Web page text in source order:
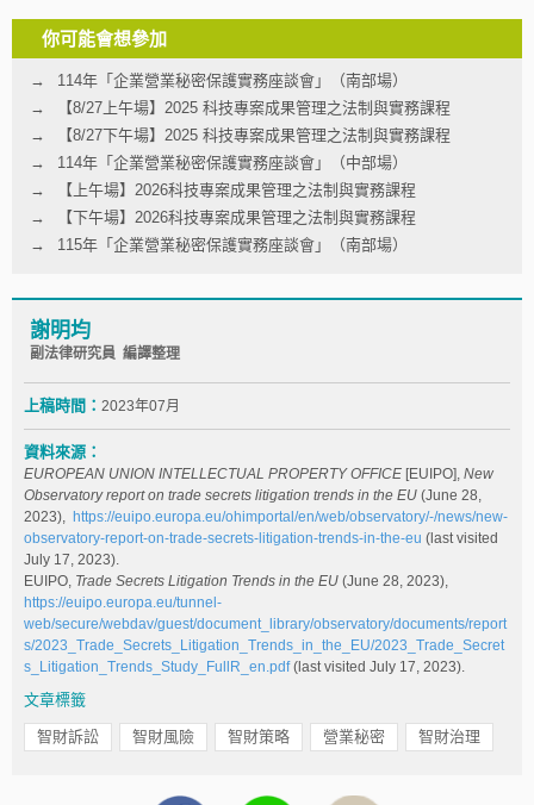
你可能會想參加
114年「企業營業秘密保護實務座談會」（南部場）
【8/27上午場】2025 科技專案成果管理之法制與實務課程
【8/27下午場】2025 科技專案成果管理之法制與實務課程
114年「企業營業秘密保護實務座談會」（中部場）
【上午場】2026科技專案成果管理之法制與實務課程
【下午場】2026科技專案成果管理之法制與實務課程
115年「企業營業秘密保護實務座談會」（南部場）
謝明均
副法律研究員 編譯整理
上稿時間： 2023年07月
資料來源：
EUROPEAN UNION INTELLECTUAL PROPERTY OFFICE [EUIPO], New
Observatory report on trade secrets litigation trends in the EU (June 28,
2023), https://euipo.europa.eu/ohimportal/en/web/observatory/-/news/new-
observatory-report-on-trade-secrets-litigation-trends-in-the-eu (last visited
July 17, 2023).
EUIPO, Trade Secrets Litigation Trends in the EU (June 28, 2023),
https://euipo.europa.eu/tunnel-
web/secure/webdav/guest/document_library/observatory/documents/report
s/2023_Trade_Secrets_Litigation_Trends_in_the_EU/2023_Trade_Secret
s_Litigation_Trends_Study_FullR_en.pdf(last visited July 17, 2023).
文章標籤
智財訴訟 智財風險 智財策略 營業秘密 智財治理